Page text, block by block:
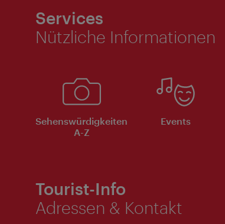
Services
Nützliche Informationen
Sehenswürdigkeiten
A-Z
Events
Tourist-Info
Adressen & Kontakt